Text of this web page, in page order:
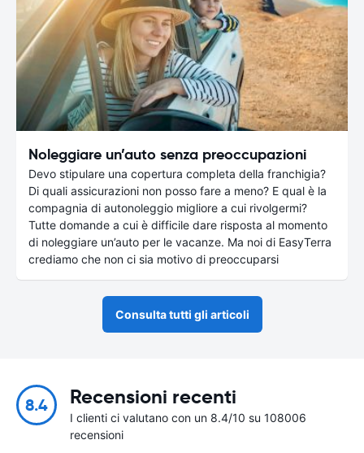
Noleggiare un’auto senza preoccupazioni
Devo stipulare una copertura completa della franchigia?
Di quali assicurazioni non posso fare a meno? E qual è la
compagnia di autonoleggio migliore a cui rivolgermi?
Tutte domande a cui è difficile dare risposta al momento
di noleggiare un’auto per le vacanze. Ma noi di EasyTerra
crediamo che non ci sia motivo di preoccuparsi
Consulta tutti gli articoli
8.4 Recensioni recenti
I clienti ci valutano con un 8.4/10 su 108006
recensioni